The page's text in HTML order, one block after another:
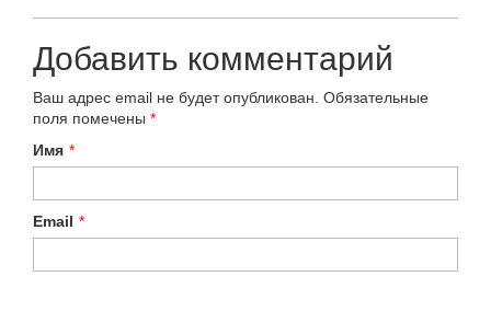
Добавить комментарий
Ваш адрес email не будет опубликован. Обязательные
поля помечены *
Имя *
Email *